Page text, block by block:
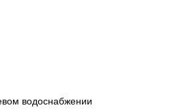
водоснабжении